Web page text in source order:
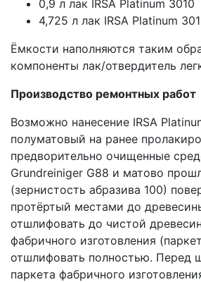
0,9 л лак IRSA Platinum 3010
4,725 л лак IRSA Platinum
Ёмкости наполняются таким
компоненты лак/отвердитель
Производство ремонтных работ
Возможно нанесение IRSA
полуматовый на ранее
предворительно очищенные
Grundreiniger G88 и матово
(зернистость абразива 100)
протёртый местами до
отшлифовать до чистой
фабричного изготовления
отшлифовать полностью. Перед
паркета фабричного